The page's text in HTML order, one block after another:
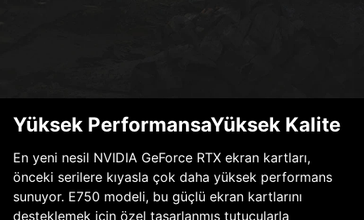
Yüksek PerformansaYüksek Kalite
En yeni nesil NVIDIA GeForce RTX ekran kartları,
önceki serilere kıyasla çok daha yüksek performans
sunuyor. E750 modeli, bu güçlü ekran kartlarını
desteklemek için özel tasarlanmış tutucularla